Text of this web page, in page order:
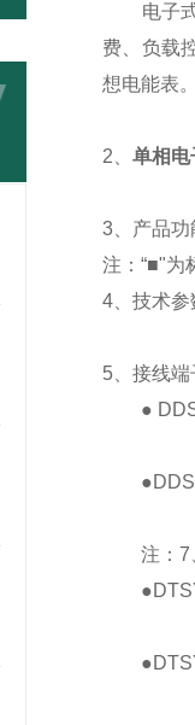
电子式
费、负载
想电能表
2、单相电
3、产品功
注：“■"为
4、技术参
5、接线端
●
注：7、